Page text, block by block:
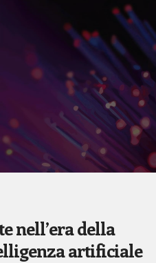
nell’era della
artificiale